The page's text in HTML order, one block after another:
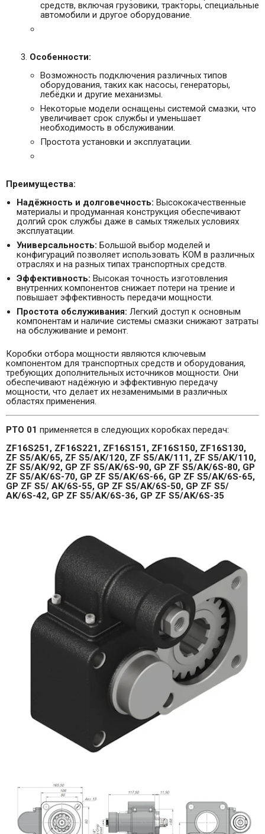
средств, включая грузовики, тракторы, специальные
автомобили и другое оборудование.
Особенности:
Возможность подключения различных типов
оборудования, таких как насосы, генераторы,
лебёдки и другие механизмы.
Некоторые модели оснащены системой смазки, что
увеличивает срок службы и уменьшает
необходимость в обслуживании.
Простота установки и эксплуатации.
Преимущества:
Надёжность и долговечность: Высококачественные
материалы и продуманная конструкция обеспечивают
долгий срок службы даже в самых тяжелых условиях
эксплуатации.
Универсальность: Большой выбор моделей и
конфигураций позволяет использовать КОМ в различных
отраслях и на разных типах транспортных средств.
Эффективность: Высокая точность изготовления
внутренних компонентов снижает потери на трение и
повышает эффективность передачи мощности.
Простота обслуживания: Легкий доступ к основным
компонентам и наличие системы смазки снижают затраты
на обслуживание и ремонт.
Коробки отбора мощности являются ключевым
компонентом для транспортных средств и оборудования,
требующих дополнительных источников мощности. Они
обеспечивают надёжную и эффективную передачу
мощности, что делает их незаменимыми в различных
областях применения.
PTO 01 применяется в следующих коробках передач:
ZF16S251, ZF16S221, ZF16S151, ZF16S150, ZF16S130,
ZF S5/AK/65, ZF S5/AK/120, ZF S5/AK/111, ZF S5/AK/110,
ZF S5/AK/92, GP ZF S5/AK/6S-90, GP ZF S5/AK/6S-80, GP
ZF S5/AK/6S-70, GP ZF S5/AK/6S-66, GP ZF S5/AK/6S-65,
GP ZF S5/ AK/6S-55, GP ZF S5/AK/6S-50, GP ZF S5/
AK/6S-42, GP ZF S5/AK/6S-36, GP ZF S5/AK/6S-35